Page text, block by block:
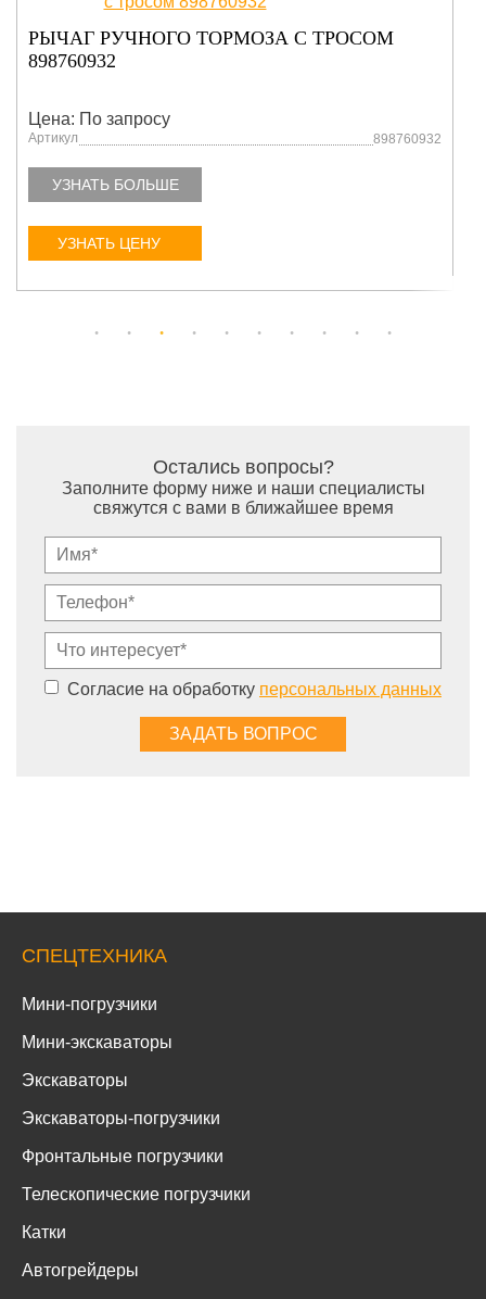
401007351 ГОФРА ГЛУШИТЕЛЯ
Цена: По запросу
Артикул 401007351
УЗНАТЬ БОЛЬШЕ
УЗНАТЬ ЦЕНУ
Остались вопросы?
Заполните форму ниже и наши специалисты
свяжутся с вами в ближайшее время
Согласие на обработку персональных данных
СПЕЦТЕХНИКА
Мини-погрузчики
Мини-экскаваторы
Экскаваторы
Экскаваторы-погрузчики
Фронтальные погрузчики
Телескопические погрузчики
Катки
Автогрейдеры